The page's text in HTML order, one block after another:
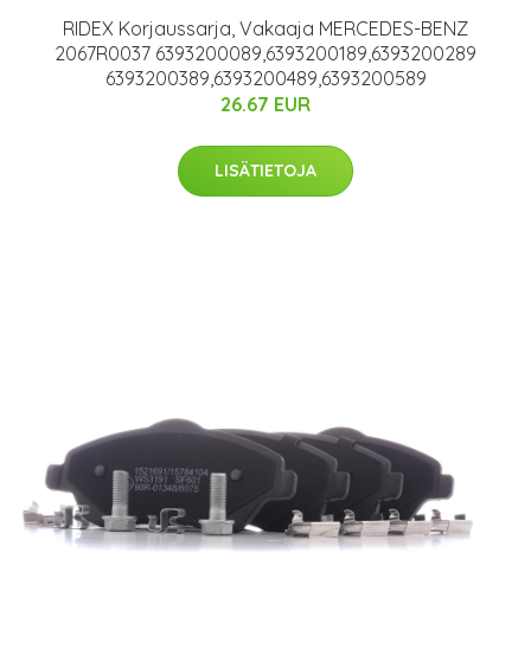
RIDEX Korjaussarja, Vakaaja MERCEDES-BENZ
2067R0037 6393200089,6393200189,6393200289
6393200389,6393200489,6393200589
26.67 EUR
LISÄTIETOJA